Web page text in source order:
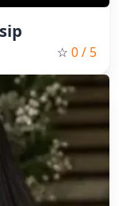
☆ 0/ 5